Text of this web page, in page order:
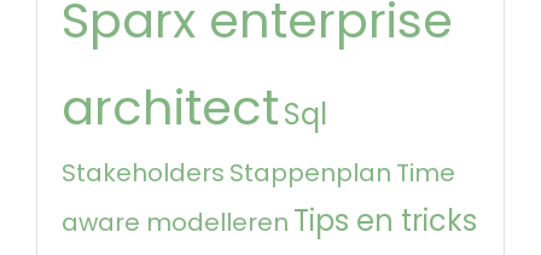
Sparx enterprise
architectSql
Stakeholders Stappenplan Time
aware modelleren Tips en tricks